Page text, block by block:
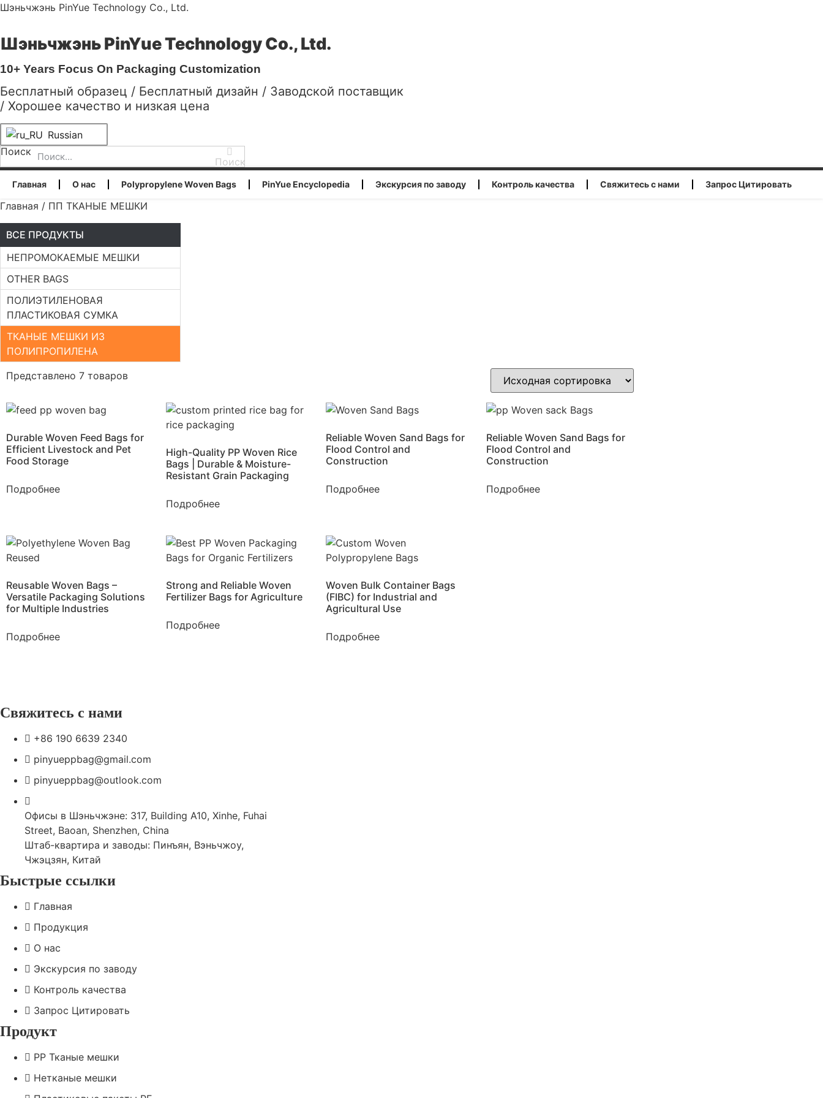
Шэньчжэнь PinYue Technology Co., Ltd.
Шэньчжэнь PinYue Technology Co., Ltd.
10+ Years Focus On Packaging Customization
Бесплатный образец / Бесплатный дизайн / Заводской поставщик
/ Хорошее качество и низкая цена
Russian
Поиск
Поиск
Главная О нас Polypropylene Woven Bags PinYue Encyclopedia Экскурсия по заводу Контроль качества Свяжитесь с нами Запрос Цитировать
Главная / ПП ТКАНЫЕ МЕШКИ
ВСЕ ПРОДУКТЫ
НЕПРОМОКАЕМЫЕ МЕШКИ
OTHER BAGS
ПОЛИЭТИЛЕНОВАЯ
ПЛАСТИКОВАЯ СУМКА
ТКАНЫЕ МЕШКИ ИЗ
ПОЛИПРОПИЛЕНА
Представлено 7 товаров
Durable Woven Feed Bags for
Efficient Livestock and Pet
Food Storage
Подробнее
High-Quality PP Woven Rice
Bags | Durable & Moisture-
Resistant Grain Packaging
Подробнее
Reliable Woven Sand Bags for
Flood Control and
Construction
Подробнее
Reliable Woven Sand Bags for
Flood Control and
Construction
Подробнее
Reusable Woven Bags –
Versatile Packaging Solutions
for Multiple Industries
Подробнее
Strong and Reliable Woven
Fertilizer Bags for Agriculture
Подробнее
Woven Bulk Container Bags
(FIBC) for Industrial and
Agricultural Use
Подробнее
Свяжитесь с нами
+86 190 6639 2340
pinyueppbag@gmail.com
pinyueppbag@outlook.com
Офисы в Шэньчжэне: 317, Building A10, Xinhe, Fuhai
Street, Baoan, Shenzhen, China
Штаб-квартира и заводы: Пинъян, Вэньчжоу,
Чжэцзян, Китай
Быстрые ссылки
Главная
Продукция
О нас
Экскурсия по заводу
Контроль качества
Запрос Цитировать
Продукт
PP Тканые мешки
Нетканые мешки